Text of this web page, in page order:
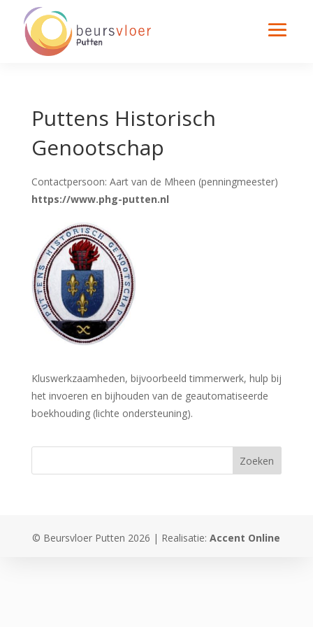
Puttens Historisch
Genootschap
Contactpersoon: Aart van de Mheen (penningmeester)
https://www.phg-putten.nl
Kluswerkzaamheden, bijvoorbeeld timmerwerk, hulp bij
het invoeren en bijhouden van de geautomatiseerde
boekhouding (lichte ondersteuning).
© Beursvloer Putten 2026 | Realisatie:Accent Online